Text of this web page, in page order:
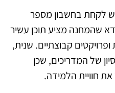
לקחת בחשבון מספר
שהמחנה מציע תוכן עשיר
ופרויקטים קבוצתיים. שנית,
של המדריכים, שכן
חוויית הלמידה.